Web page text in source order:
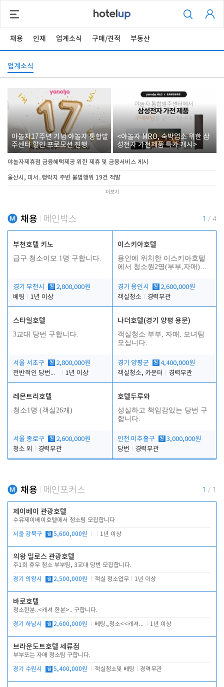
채용 인재 업계소식 구매/견적 부동산
업계소식
야놀자17주년 기념 야놀자 통합발
주센터 할인 프로모션 진행
<야놀자 MRO, 숙박업소 위한 삼
성전자 가전제품 특가 개시>
야놀자제휴점 금융혜택제공 위한 제휴 및 금융서비스 게시
울산시, 피서․행락지 주변 불법행위 19건 적발
더보기
채용 메인박스 1 / 4
부천호텔 키노
급구 청소이모 1명 구합니다.
경기 부천시 월 2,800,000원
베팅
1년 이상
이스키아호텔
용인에 위치한 이스키아호텔
에서 청소원2명(부부,자매)을
경기 용인시
월 2,600,000원
객실청소
경력무관
스타일호텔
3교대 당번 구합니다.
서울 서초구 월 2,800,000원
전반적인 당번업무
1년 이상
나더호텔(경기 양평 용문)
객실청소 부부, 자매, 모녀팀
모십니다.
경기 양평군 월 4,400,000원
객실청소, 카운터
경력무관
레몬트리호텔
청소1명 (객실26개)
서울 종로구 월 2,600,000원
청소 외
경력무관
호텔두루와
성실하고 책임감있는 당번 구
합니다.
인천 미추홀구 월 3,000,000원
당번
경력무관
채용 메인포커스 1 / 1
제이베이 관광호텔
수유제이베이호텔에서 청소팀 모집합니다
서울 강북구 월 5,600,000원 1년 이상
의왕 밀로스 관광호텔
주1회 휴무 청소 부부팀, 3교대 당번 모집합니다.
경기 의왕시 월 2,500,000원 객실 청소업무 1년 이상
바로호텔
청소한분..<캐셔 한분>.. 구합니다.
경기 하남시 월 2,600,000원 베팅.,청소<<캐셔 모셔봅니다. 1년 이상
브라운도트호텔 세류점
부부또는 자매 청소팀 구합니다.
경기 수원시 월 5,400,000원 객실청소및 베팅 경력무관